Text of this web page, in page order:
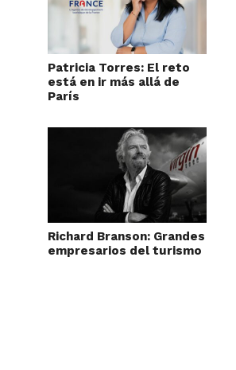
Patricia Torres: El reto
está en ir más allá de
París
Richard Branson: Grandes
empresarios del turismo